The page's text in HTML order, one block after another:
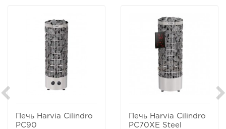
Печь Harvia Cilindro
PC90
Печь Harvia Cilindro
PC70XE Steel